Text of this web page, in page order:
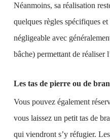
Néanmoins, sa réalisation
quelques règles spécifiques
négligeable avec
bâche) permettant de réaliser
Les tas de pierre ou de
Vous pouvez également
vous laissez un petit tas de
qui viendront s’y réfugier.